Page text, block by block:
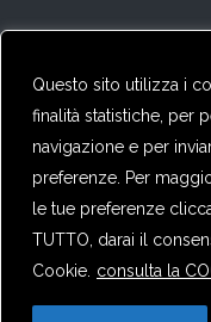
Questo sito utilizza i
finalità statistiche, per
navigazione e per
preferenze. Per
le tue preferenze
TUTTO, darai il
Cookie. consulta la
Partner
CFE – TAX ADVISERS
© Copyright 2020-22